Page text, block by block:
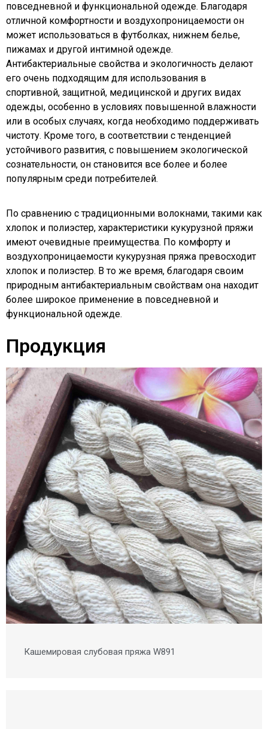
повседневной и функциональной одежде. Благодаря
отличной комфортности и воздухопроницаемости он
может использоваться в футболках, нижнем белье,
пижамах и другой интимной одежде.
Антибактериальные свойства и экологичность делают
его очень подходящим для использования в
спортивной, защитной, медицинской и других видах
одежды, особенно в условиях повышенной влажности
или в особых случаях, когда необходимо поддерживать
чистоту. Кроме того, в соответствии с тенденцией
устойчивого развития, с повышением экологической
сознательности, он становится все более и более
популярным среди потребителей.
По сравнению с традиционными волокнами, такими как
хлопок и полиэстер, характеристики кукурузной пряжи
имеют очевидные преимущества. По комфорту и
воздухопроницаемости кукурузная пряжа превосходит
хлопок и полиэстер. В то же время, благодаря своим
природным антибактериальным свойствам она находит
более широкое применение в повседневной и
функциональной одежде.
Продукция
Кашемировая слубовая пряжа W891